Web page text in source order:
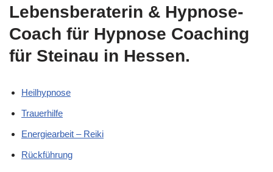
Lebensberaterin & Hypnose-
Coach für Hypnose Coaching
für Steinau in Hessen.
Heilhypnose
Trauerhilfe
Energiearbeit – Reiki
Rückführung